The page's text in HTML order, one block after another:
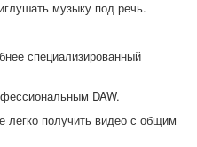
музыку под речь.
специализированный
DAW.
легко получить видео с общим